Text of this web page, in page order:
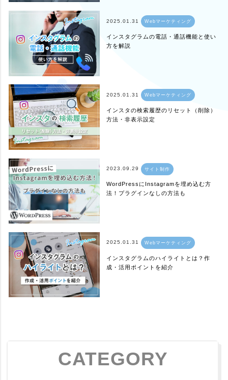
2025.01.31 Webマーケティング
インスタグラムの電話・通話機能と使い
方を解説
2025.01.31 Webマーケティング
インスタの検索履歴のリセット（削除）
方法・非表示設定
2023.09.29 サイト制作
WordPressにInstagramを埋め込む方
法！プラグインなしの方法も
2025.01.31 Webマーケティング
インスタグラムのハイライトとは？作
成・活用ポイントを紹介
CATEGORY